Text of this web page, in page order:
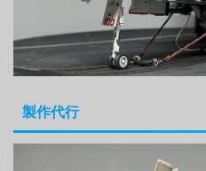
製作代行